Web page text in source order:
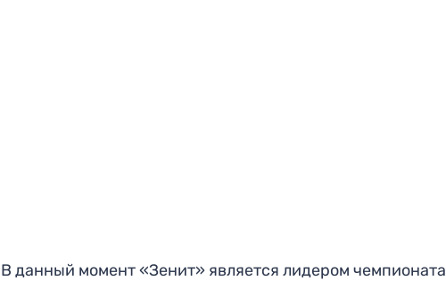
В данный момент «Зенит» является лидером чемпионата